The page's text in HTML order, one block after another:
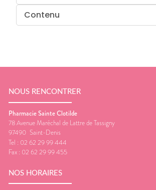
Contenu
NOUS RENCONTRER
Pharmacie Sainte Clotilde
78 Avenue Maréchal de Lattre de Tassigny
97490 Saint-Denis
Tel : 02 62 29 99 444
Fax : 02 62 29 99 455
NOS HORAIRES